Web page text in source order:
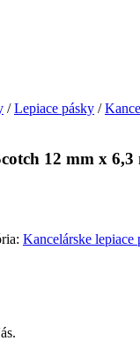
/Lepiace pásky /
12 mm x 6,3
Kancelárske lepiace